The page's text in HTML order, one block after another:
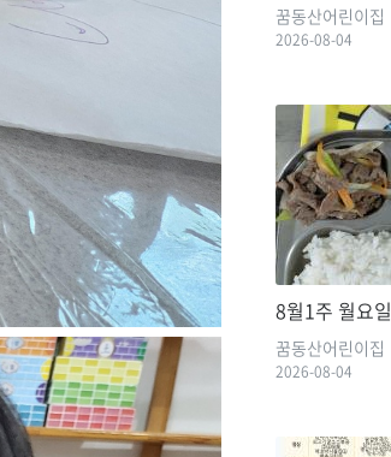
꿈동산어린이집
2026-08-04
8월1주 월요일
꿈동산어린이집
2026-08-04